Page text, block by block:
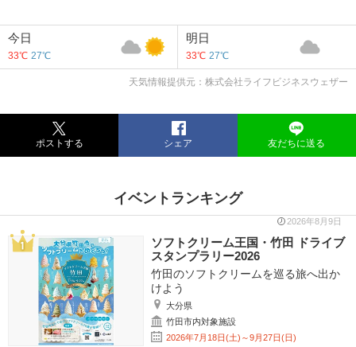
今日
33℃ 27℃
明日
33℃ 27℃
天気情報提供元：株式会社ライフビジネスウェザー
ポストする シェア 友だちに送る
イベントランキング
2026年8月9日
ソフトクリーム王国・竹田 ドライブ
スタンプラリー2026
竹田のソフトクリームを巡る旅へ出か
けよう
大分県
竹田市内対象施設
2026年7月18日(土)～9月27日(日)